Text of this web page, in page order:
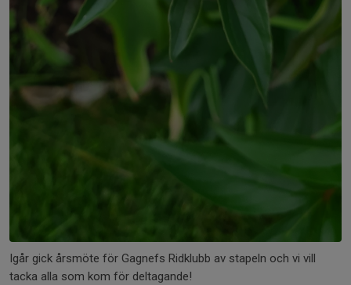
Igår gick årsmöte för Gagnefs Ridklubb av stapeln och vi vill
tacka alla som kom för deltagande!